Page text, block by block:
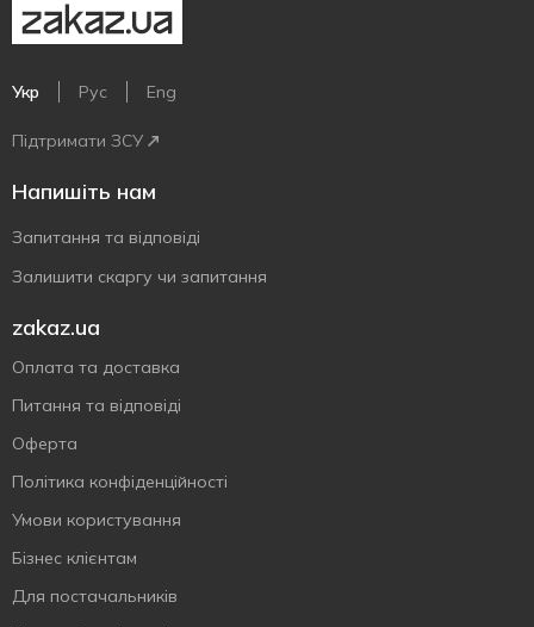
Укр Рус Eng
Підтримати ЗСУ
Напишіть нам
Запитання та відповіді
Залишити скаргу чи запитання
zakaz.ua
Оплата та доставка
Питання та відповіді
Оферта
Політика конфіденційності
Умови користування
Бізнес клієнтам
Для постачальників